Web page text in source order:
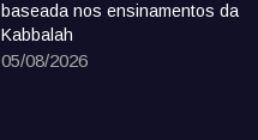
baseada nos ensinamentos da
Kabbalah
05/08/2026